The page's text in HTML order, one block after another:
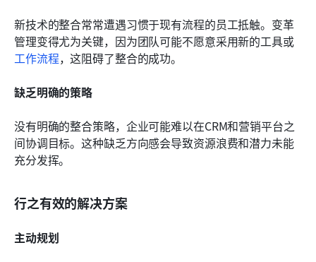
新技术的整合常常遭遇习惯于现有流程的员工抵触。变革
管理变得尤为关键，因为团队可能不愿意采用新的工具或
工作流程，这阻碍了整合的成功。
缺乏明确的策略
没有明确的整合策略，企业可能难以在CRM和营销平台之
间协调目标。这种缺乏方向感会导致资源浪费和潜力未能
充分发挥。
行之有效的解决方案
主动规划